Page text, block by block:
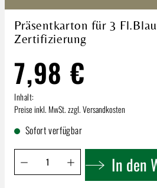
Präsentkarton für 3
Zertifizierung
7,98 €
Inhalt:
Preise inkl. MwSt. zzgl. Versandkosten
Sofort verfügbar
Produkt Anzahl: Gib denIn den